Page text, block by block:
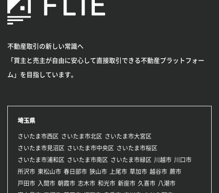
不動産取引の新しい常識へ
「買主と売主が自由に安心して直接取引できる不動産プラットフォー
ム」を目指しています。
埼玉県
さいたま市西区 さいたま市北区
さいたま市大宮区
さいたま市見沼区
さいたま市中央区
さいたま市桜区
さいたま市浦和区
さいたま市南区 さいたま市緑区 川越市 川口市
所沢市 東松山市 春日部市 狭山市 上尾市 草加市 越谷市 蕨市
戸田市 入間市 朝霞市 志木市 和光市 新座市 久喜市 八潮市